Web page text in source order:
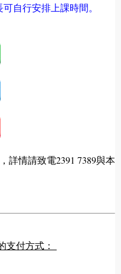
自行安排上課時間。
詳情請致電2391 7389與本
支付方式：